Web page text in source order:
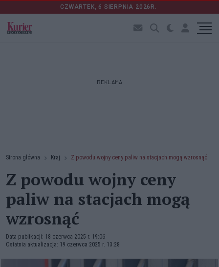
CZWARTEK, 6 SIERPNIA 2026R.
REKLAMA
Strona główna Kraj Z powodu wojny ceny paliw na stacjach mogą wzrosnąć
Z powodu wojny ceny
paliw na stacjach mogą
wzrosnąć
Data publikacji: 18 czerwca 2025 r. 19:06
Ostatnia aktualizacja: 19 czerwca 2025 r. 13:28